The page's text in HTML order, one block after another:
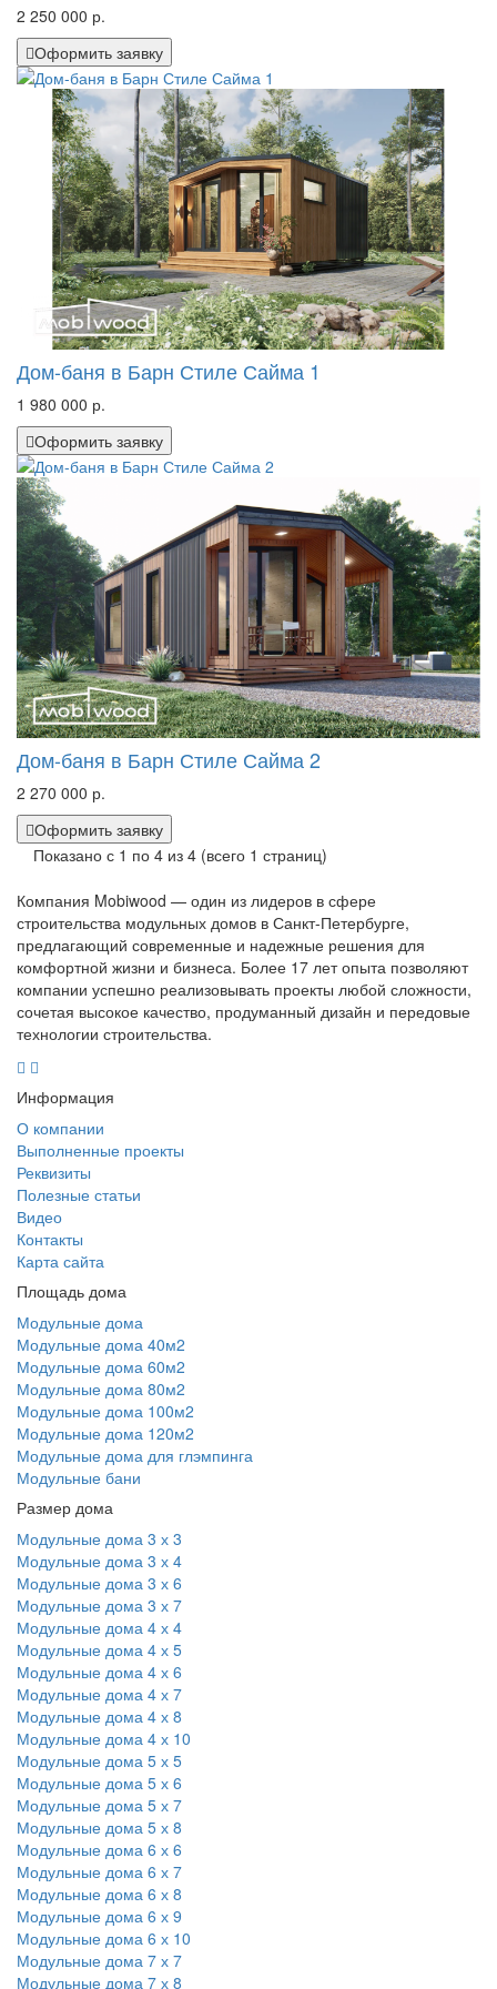
2 250 000 р.
Оформить заявку
Дом-баня в Барн Стиле Сайма 1
1 980 000 р.
Оформить заявку
Дом-баня в Барн Стиле Сайма 2
2 270 000 р.
Оформить заявку
Показано с 1 по 4 из 4 (всего 1 страниц)
Компания Mobiwood — один из лидеров в сфере
строительства модульных домов в Санкт-Петербурге,
предлагающий современные и надежные решения для
комфортной жизни и бизнеса. Более 17 лет опыта позволяют
компании успешно реализовывать проекты любой сложности,
сочетая высокое качество, продуманный дизайн и передовые
технологии строительства.
Информация
О компании
Выполненные проекты
Реквизиты
Полезные статьи
Видео
Контакты
Карта сайта
Площадь дома
Модульные дома
Модульные дома 40м2
Модульные дома 60м2
Модульные дома 80м2
Модульные дома 100м2
Модульные дома 120м2
Модульные дома для глэмпинга
Модульные бани
Размер дома
Модульные дома 3 х 3
Модульные дома 3 х 4
Модульные дома 3 х 6
Модульные дома 3 х 7
Модульные дома 4 х 4
Модульные дома 4 х 5
Модульные дома 4 х 6
Модульные дома 4 х 7
Модульные дома 4 х 8
Модульные дома 4 х 10
Модульные дома 5 х 5
Модульные дома 5 х 6
Модульные дома 5 х 7
Модульные дома 5 х 8
Модульные дома 6 х 6
Модульные дома 6 х 7
Модульные дома 6 х 8
Модульные дома 6 х 9
Модульные дома 6 х 10
Модульные дома 7 х 7
Модульные дома 7 х 8